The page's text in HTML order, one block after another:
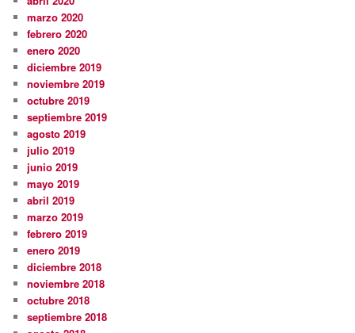
marzo 2020
febrero 2020
enero 2020
diciembre 2019
noviembre 2019
octubre 2019
septiembre 2019
agosto 2019
julio 2019
junio 2019
mayo 2019
abril 2019
marzo 2019
febrero 2019
enero 2019
diciembre 2018
noviembre 2018
octubre 2018
septiembre 2018